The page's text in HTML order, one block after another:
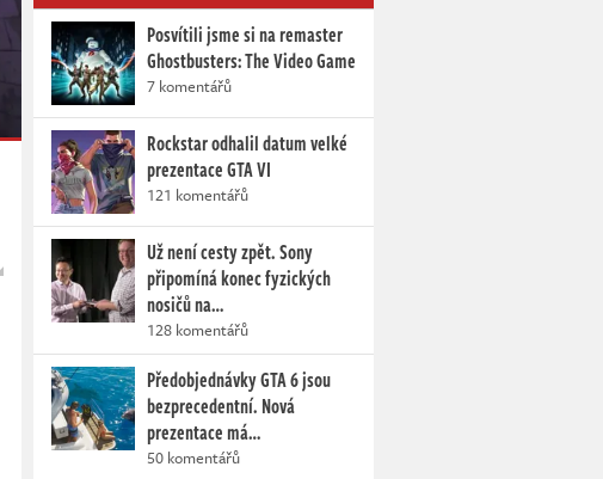
Posvítili jsme si na remaster
Ghostbusters: The Video Game
7 komentářů
Rockstar odhalil datum velké
prezentace GTA VI
121 komentářů
Už není cesty zpět. Sony
připomíná konec fyzických
nosičů na…
128 komentářů
Předobjednávky GTA 6 jsou
bezprecedentní. Nová
prezentace má…
50 komentářů